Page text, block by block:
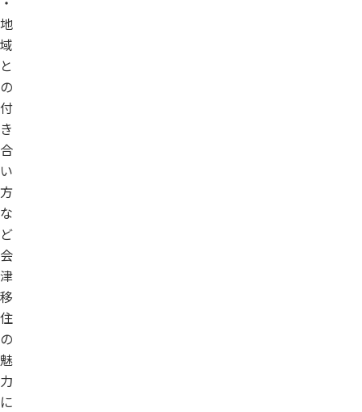
地
域
と
の
付
き
合
い
方
な
ど
会
津
移
住
の
魅
力
に